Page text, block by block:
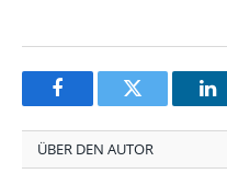
FacebookTwitter
ÜBER DEN AUTOR